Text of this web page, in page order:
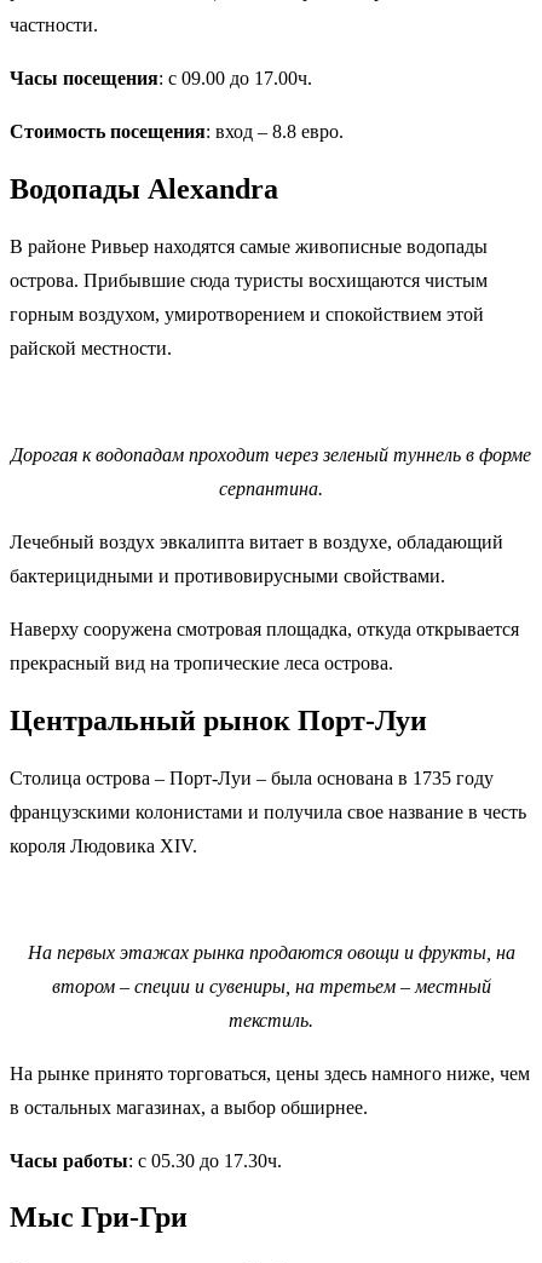
частности.
Часы посещения: с 09.00 до 17.00ч.
Стоимость посещения: вход – 8.8 евро.
Водопады Alexandra
В районе Ривьер находятся самые живописные водопады
острова. Прибывшие сюда туристы восхищаются чистым
горным воздухом, умиротворением и спокойствием этой
райской местности.
Дорогая к водопадам проходит через зеленый туннель в форме
серпантина.
Лечебный воздух эвкалипта витает в воздухе, обладающий
бактерицидными и противовирусными свойствами.
Наверху сооружена смотровая площадка, откуда открывается
прекрасный вид на тропические леса острова.
Центральный рынок Порт-Луи
Столица острова – Порт-Луи – была основана в 1735 году
французскими колонистами и получила свое название в честь
короля Людовика XIV.
На первых этажах рынка продаются овощи и фрукты, на
втором – специи и сувениры, на третьем – местный
текстиль.
На рынке принято торговаться, цены здесь намного ниже, чем
в остальных магазинах, а выбор обширнее.
Часы работы: с 05.30 до 17.30ч.
Мыс Гри-Гри